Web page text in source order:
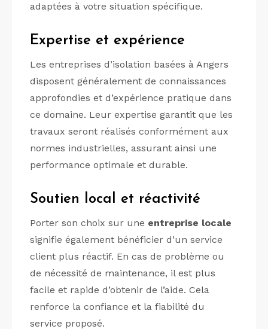
adaptées à votre situation spécifique.
Expertise et expérience
Les entreprises d’isolation basées à Angers
disposent généralement de connaissances
approfondies et d’expérience pratique dans
ce domaine. Leur expertise garantit que les
travaux seront réalisés conformément aux
normes industrielles, assurant ainsi une
performance optimale et durable.
Soutien local et réactivité
Porter son choix sur une entreprise locale
signifie également bénéficier d’un service
client plus réactif. En cas de problème ou
de nécessité de maintenance, il est plus
facile et rapide d’obtenir de l’aide. Cela
renforce la confiance et la fiabilité du
service proposé.